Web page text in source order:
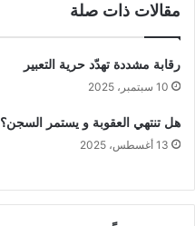
مقالات ذات صلة
رقابة مشددة تهدّد حرية التعبير
10 سبتمبر، 2025
هل تنتهي العقوبة و يستمر السجن؟
13 أغسطس، 2025